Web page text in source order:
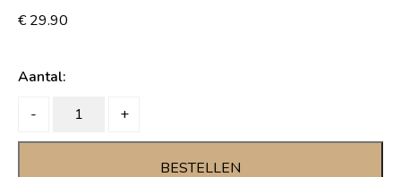
€ 29.90
Aantal:
-
Biefstukpuntjes
+
BESTELLEN